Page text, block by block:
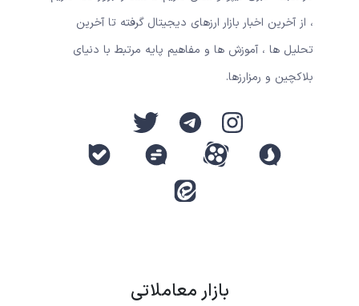
، از آخرین اخبار بازار ارزهای دیجیتال گرفته تا آخرین
تحلیل ها ، آموزش ها و مفاهیم پایه مرتبط با دنیای
بلاکچین و رمزارزها.
بازار معاملاتی